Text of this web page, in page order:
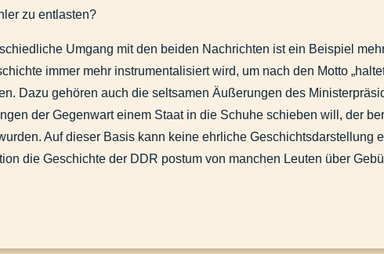
Frauen
Verlogenheit westlicher Politik.
zu entlasten?
Umgang mit den beiden Nachrichten ist ein Beispiel
immer mehr instrumentalisiert wird, um nach den Motto
Dazu gehören auch die seltsamen Äußerungen des
der Gegenwart einem Staat in die Schuhe schieben will, der
Auf dieser Basis kann keine ehrliche Geschichtsdarstellung
die Geschichte der DDR postum von manchen Leuten über